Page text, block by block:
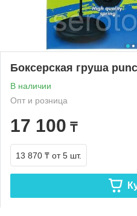
Боксерская груша
В наличии
Опт и розница
17 100 ₸
13 870 ₸ от 5 шт.